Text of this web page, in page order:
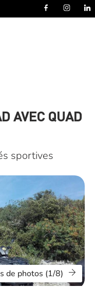
AVEC QUAD
sportives
de photos (1/8)